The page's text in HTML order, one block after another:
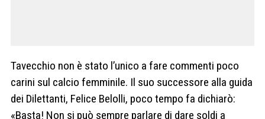
Tavecchio non è stato l’unico a fare commenti poco
carini sul calcio femminile. Il suo successore alla guida
dei Dilettanti, Felice Belolli, poco tempo fa dichiarò:
«Basta! Non si può sempre parlare di dare soldi a